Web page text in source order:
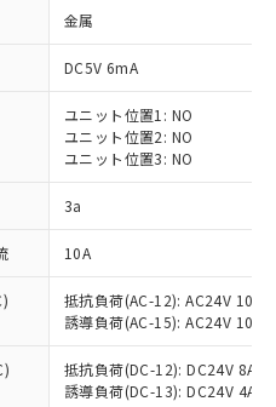
金属
DC5V 6mA
ユニット位置1: NO
ユニット位置2: NO
ユニット位置3: NO
3a
10A
抵抗負荷(AC-12): AC24V 10A/
誘導負荷(AC-15): AC24V
抵抗負荷(DC-12): DC24V 8A/
誘導負荷(DC-13): DC24V 4A/
指令（10物質）の
が提供可能な商品で
り替える予定のある